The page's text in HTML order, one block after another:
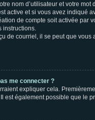
nom d’utilisateur et votre
active et si vous avez indiqué
de compte soit activée par
instructions.
de courriel, il se peut que
me connecter ?
expliquer cela.
est également possible que le